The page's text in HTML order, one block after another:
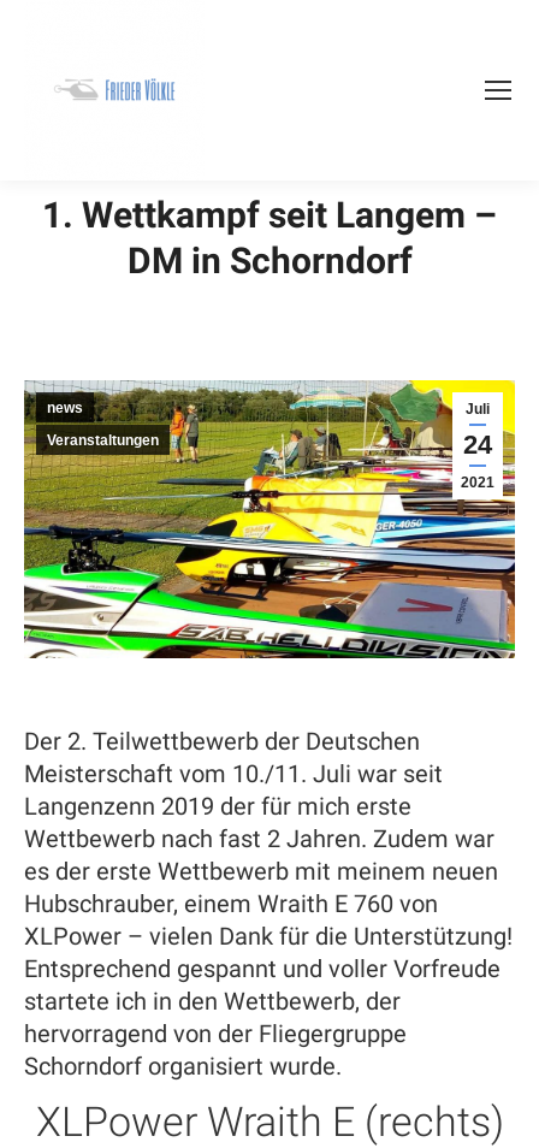
1. Wettkampf seit Langem –
DM in Schorndorf
Juli
24
2021
news
Veranstaltungen
Der 2. Teilwettbewerb der Deutschen
Meisterschaft vom 10./11. Juli war seit
Langenzenn 2019 der für mich erste
Wettbewerb nach fast 2 Jahren. Zudem war
es der erste Wettbewerb mit meinem neuen
Hubschrauber, einem Wraith E 760 von
XLPower – vielen Dank für die Unterstützung!
Entsprechend gespannt und voller Vorfreude
startete ich in den Wettbewerb, der
hervorragend von der Fliegergruppe
Schorndorf organisiert wurde.
XLPower Wraith E (rechts)